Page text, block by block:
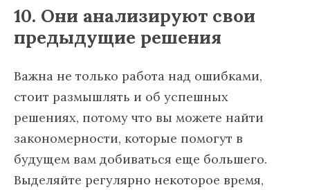
10. Они анализируют свои
предыдущие решения
Важна не только работа над ошибками,
стоит размышлять и об успешных
решениях, потому что вы можете найти
закономерности, которые помогут в
будущем вам добиваться еще большего.
Выделяйте регулярно некоторое время,